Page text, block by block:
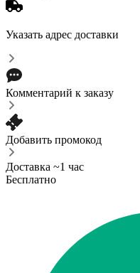
Указать адрес доставки
Комментарий к заказу
Добавить промокод
Доставка ~1 час
Бесплатно